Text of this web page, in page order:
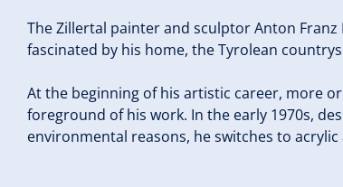
The Zillertal painter and sculptor Anton
fascinated by his home, the Tyrolean
At the beginning of his artistic career, more
foreground of his work. In the early 1970s,
environmental reasons, he switches to